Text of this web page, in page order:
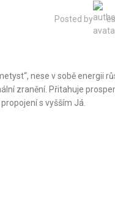
Posted by
nese v sobě energii
zranění. Přitahuje
s vyšším Já.